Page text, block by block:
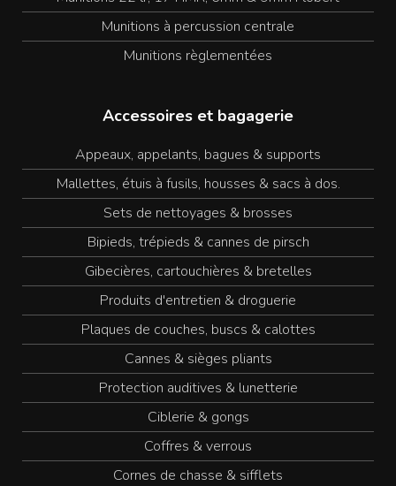
Munitions à percussion centrale
Munitions règlementées
Accessoires et bagagerie
Appeaux, appelants, bagues & supports
Mallettes, étuis à fusils, housses & sacs à dos.
Sets de nettoyages & brosses
Bipieds, trépieds & cannes de pirsch
Gibecières, cartouchières & bretelles
Produits d'entretien & droguerie
Plaques de couches, buscs & calottes
Cannes & sièges pliants
Protection auditives & lunetterie
Ciblerie & gongs
Coffres & verrous
Cornes de chasse & sifflets